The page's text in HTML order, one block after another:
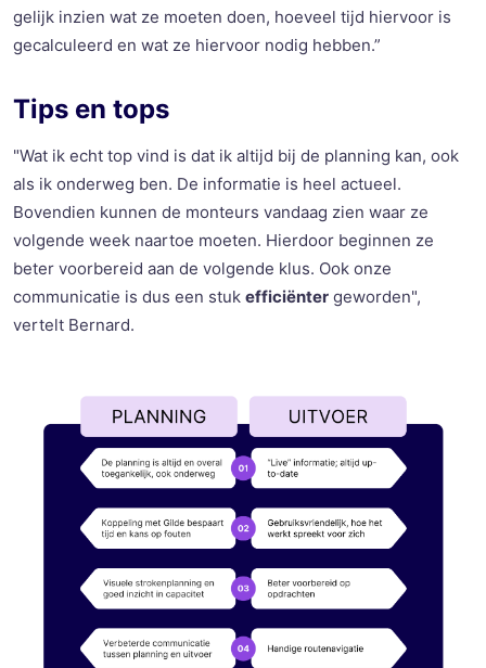
gelijk inzien wat ze moeten doen, hoeveel tijd hiervoor is
gecalculeerd en wat ze hiervoor nodig hebben.”
Tips en tops
"Wat ik echt top vind is dat ik altijd bij de planning kan, ook
als ik onderweg ben. De informatie is heel actueel.
Bovendien kunnen de monteurs vandaag zien waar ze
volgende week naartoe moeten. Hierdoor beginnen ze
beter voorbereid aan de volgende klus. Ook onze
communicatie is dus een stuk efficiënter geworden",
vertelt Bernard.